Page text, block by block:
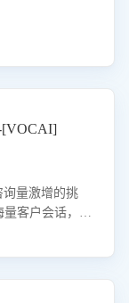
[VOCAI]
询量激增的挑
客户会话，精
客服团队政策